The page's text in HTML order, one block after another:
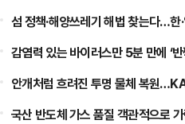
섬 정책·해양쓰레기 해법 찾는다…한
감염력 있는 바이러스만 5분 만에 ‘
안개처럼 흐려진 투명 물체 복원
국산 반도체 가스 품질 객관적으로